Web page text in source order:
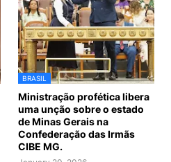
BRASIL
Ministração profética libera
uma unção sobre o estado
de Minas Gerais na
Confederação das Irmãs
CIBE MG.